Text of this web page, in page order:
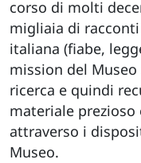
corso di molti
migliaia di
italiana (fiabe,
mission del
ricerca e quindi
materiale prezioso
attraverso i
Museo.